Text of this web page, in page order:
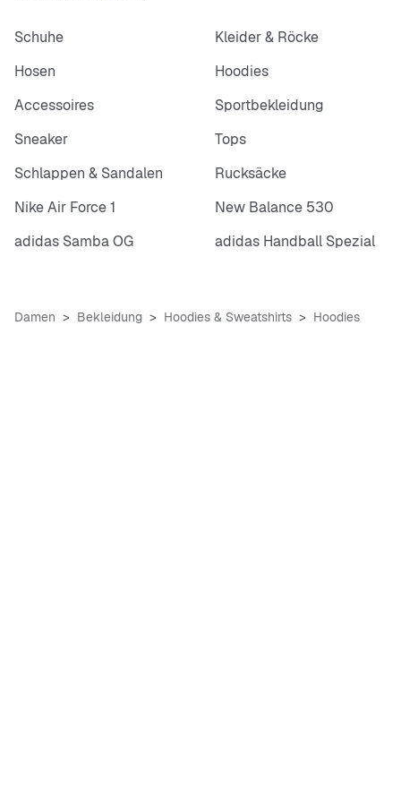
Schuhe
Kleider & Röcke
Hosen
Hoodies
Accessoires
Sportbekleidung
Sneaker
Tops
Schlappen & Sandalen
Rucksäcke
Nike Air Force 1
New Balance 530
adidas Samba OG
adidas Handball Spezial
Damen Bekleidung Hoodies & Sweatshirts Hoodies